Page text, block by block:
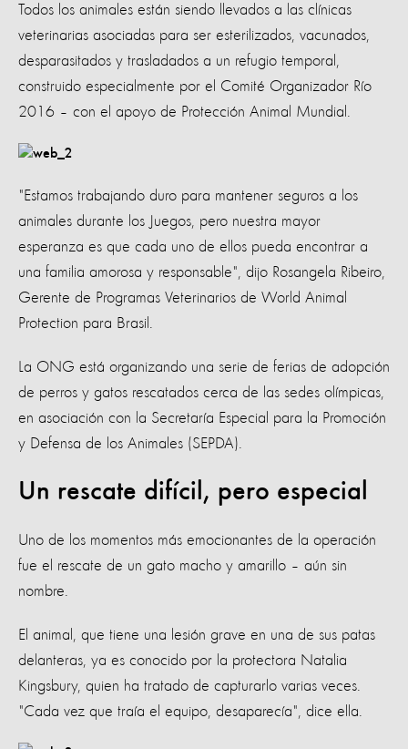
Todos los animales están siendo llevados a las clínicas
veterinarias asociadas para ser esterilizados, vacunados,
desparasitados y trasladados a un refugio temporal,
construido especialmente por el Comité Organizador Río
2016 – con el apoyo de Protección Animal Mundial.
"Estamos trabajando duro para mantener seguros a los
animales durante los Juegos, pero nuestra mayor
esperanza es que cada uno de ellos pueda encontrar a
una familia amorosa y responsable", dijo Rosangela Ribeiro,
Gerente de Programas Veterinarios de World Animal
Protection para Brasil.
La ONG está organizando una serie de ferias de adopción
de perros y gatos rescatados cerca de las sedes olímpicas,
en asociación con la Secretaría Especial para la Promoción
y Defensa de los Animales (SEPDA).
Un rescate difícil, pero especial
Uno de los momentos más emocionantes de la operación
fue el rescate de un gato macho y amarillo – aún sin
nombre.
El animal, que tiene una lesión grave en una de sus patas
delanteras, ya es conocido por la protectora Natalia
Kingsbury, quien ha tratado de capturarlo varias veces.
"Cada vez que traía el equipo, desaparecía", dice ella.